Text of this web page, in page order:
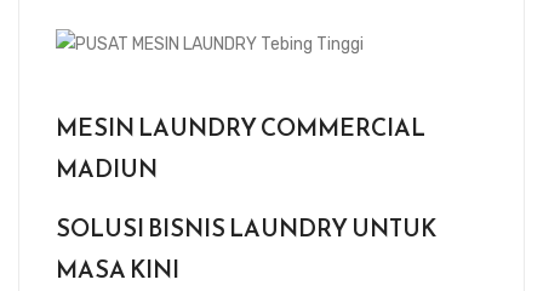
MESIN LAUNDRY COMMERCIAL
MADIUN
SOLUSI BISNIS LAUNDRY UNTUK
MASA KINI